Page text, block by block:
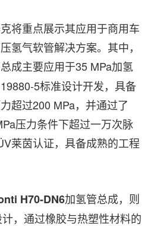
将重点展示其应用于商用车
氢气软管解决方案。其中，
成主要应用于35 MPa加氢
5标准设计开发，具备
超过200 MPa，并通过了
压力条件下超过一万次脉
莱茵认证，具备成熟的工程
H70-DN6加氢管总成，则
，通过橡胶与热塑性材料的